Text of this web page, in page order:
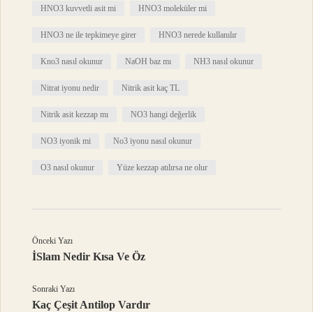
HNO3 kuvvetli asit mi HNO3 moleküler mi
HNO3 ne ile tepkimeye girer HNO3 nerede kullanılır
Kno3 nasıl okunur NaOH baz mı NH3 nasıl okunur
Nitrat iyonu nedir Nitrik asit kaç TL
Nitrik asit kezzap mı NO3 hangi değerlik
NO3 iyonik mi No3 iyonu nasıl okunur
O3 nasıl okunur Yüze kezzap atılırsa ne olur
Önceki Yazı
İSlam Nedir Kısa Ve Öz
Sonraki Yazı
Kaç Çeşit Antilop Vardır